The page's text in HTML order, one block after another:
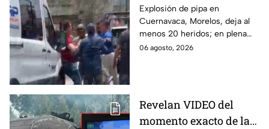
desesperación y el
llanto de un niño;
adultos desatan pelea
tras explosión de pipa
Explosión de pipa en
Cuernavaca, Morelos, deja al
menos 20 heridos; en plena
emergencia, dos hombres
06 agosto, 2026
Revelan VIDEO del
momento exacto de la